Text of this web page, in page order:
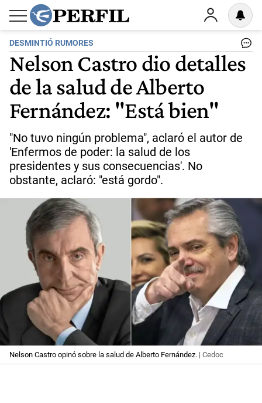
DESMINTIÓ RUMORES
Nelson Castro dio detalles
de la salud de Alberto
Fernández: "Está bien"
"No tuvo ningún problema", aclaró el autor de
'Enfermos de poder: la salud de los
presidentes y sus consecuencias'. No
obstante, aclaró: "está gordo".
Nelson Castro opinó sobre la salud de Alberto Fernández. | Cedoc